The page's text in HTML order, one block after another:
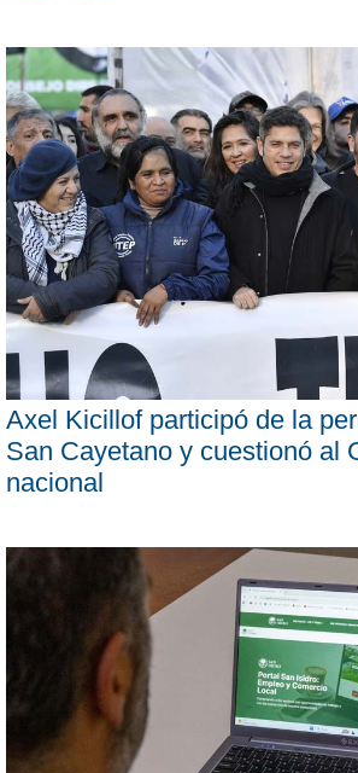
Axel Kicillof participó de la
San Cayetano y cuestionó al
nacional